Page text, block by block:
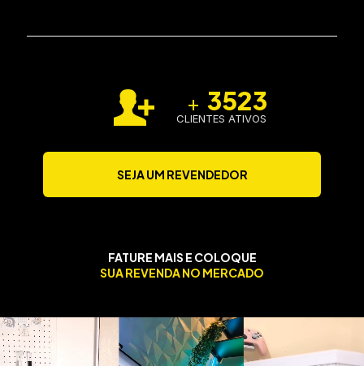
+ 3523
CLIENTES ATIVOS
SEJA UM REVENDEDOR
FATURE MAIS E COLOQUE
SUA REVENDA NO MERCADO